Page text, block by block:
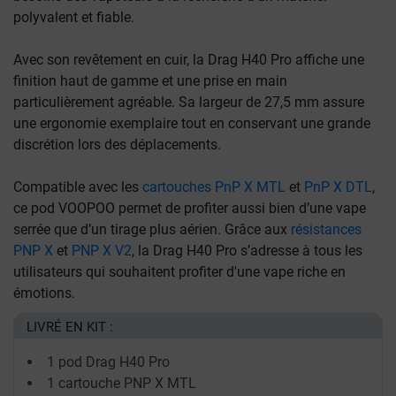
polyvalent et fiable.
Avec son revêtement en cuir, la Drag H40 Pro affiche une
finition haut de gamme et une prise en main
particulièrement agréable. Sa largeur de 27,5 mm assure
une ergonomie exemplaire tout en conservant une grande
discrétion lors des déplacements.
Compatible avec les cartouches PnP X MTL et PnP X DTL,
ce pod VOOPOO permet de profiter aussi bien d’une vape
serrée que d’un tirage plus aérien. Grâce aux résistances
PNP X et PNP X V2, la Drag H40 Pro s’adresse à tous les
utilisateurs qui souhaitent profiter d'une vape riche en
émotions.
LIVRÉ EN KIT :
1 pod Drag H40 Pro
1 cartouche PNP X MTL